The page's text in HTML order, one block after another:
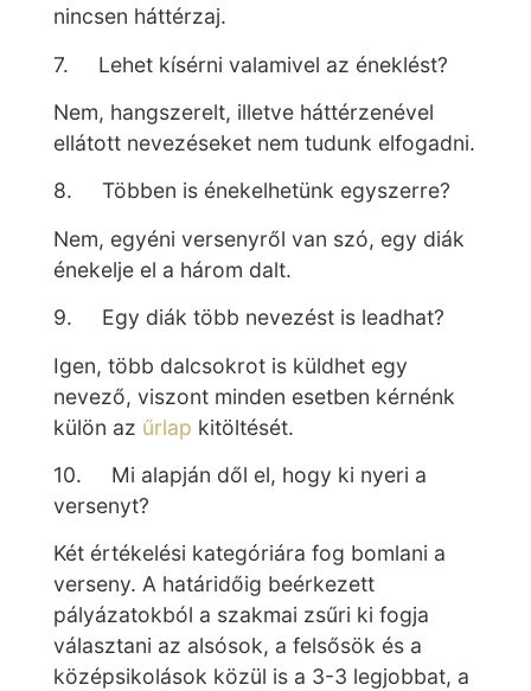
nincsen háttérzaj.
7. Lehet kísérni valamivel az éneklést?
Nem, hangszerelt, illetve háttérzenével
ellátott nevezéseket nem tudunk elfogadni.
8. Többen is énekelhetünk egyszerre?
Nem, egyéni versenyről van szó, egy diák
énekelje el a három dalt.
9. Egy diák több nevezést is leadhat?
Igen, több dalcsokrot is küldhet egy
nevező, viszont minden esetben kérnénk
külön az űrlap kitöltését.
10. Mi alapján dől el, hogy ki nyeri a
versenyt?
Két értékelési kategóriára fog bomlani a
verseny. A határidőig beérkezett
pályázatokból a szakmai zsűri ki fogja
választani az alsósok, a felsősök és a
középsikolások közül is a 3-3 legjobbat, a